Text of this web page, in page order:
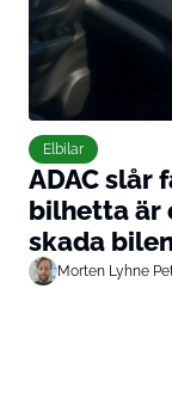
Elbilar
ADAC slår
bilhetta är
skada
Morten Lyhne